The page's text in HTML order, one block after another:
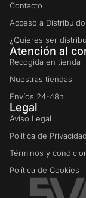
Contacto
Acceso a
¿Quieres ser
Atención al
Recogida en tienda
Nuestras tiendas
Envíos 24-48h
Legal
Aviso Legal
Política de Privacidad
Términos y
Política de Cookies